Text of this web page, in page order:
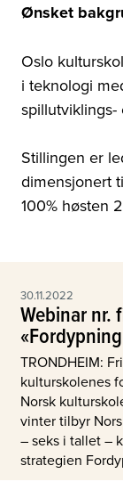
Ønsket
Oslo
i teknologi
Stillingen er
dimensjonert
100% høsten
30.11.2022
Webinar nr.
TRONDHEIM:
kulturskolenes
Norsk
vinter tilbyr
– seks i tallet –
strategien